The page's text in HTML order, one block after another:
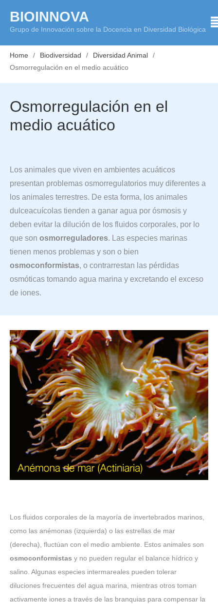
content
BIOINNOVA
Grupo de Innovación sobre la Docencia en Diversidad Biológica
Home Biodiversidad
Diversidad Animal
Osmorregulación en el medio acuático
Osmorregulación en el
medio acuático
Los animales que viven en ambientes acuáticos
presentan problemas osmorregulatorios muy diferentes a
los animales terrestres. De esta forma, los animales
dulceacuícolas tienden a ganar agua por ósmosis y
deben evitar la dilución de los fluidos corporales, por lo
que son osmorreguladores. Las especies marinas
tienen menos problemas y son o bien
osmoconformistas, o contrarrestan las pérdidas
osmóticas tomando agua marina y excretando el exceso
de iones.
Los fluidos corporales de la mayoría de invertebrados marinos,
como las anémonas (izquierda) o las estrellas de mar
(derecha), fluctúan con el medio ambiente. Estos animales son
osmoconformistas y no pueden regular el balance hídrico y
salino. Algunas especies intermareales pueden tolerar
diluciones frecuentes del agua marina, mientras otros toman
activamente iones a través de las branquias para compensar la